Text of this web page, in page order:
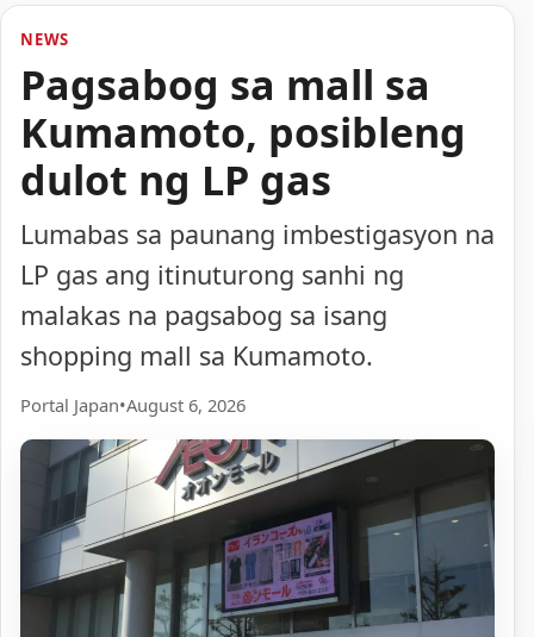
NEWS
Pagsabog sa mall sa
Kumamoto, posibleng
dulot ng LP gas
Lumabas sa paunang imbestigasyon na
LP gas ang itinuturong sanhi ng
malakas na pagsabog sa isang
shopping mall sa Kumamoto.
Portal Japan•August 6, 2026